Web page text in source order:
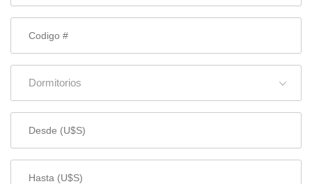
Dormitorios